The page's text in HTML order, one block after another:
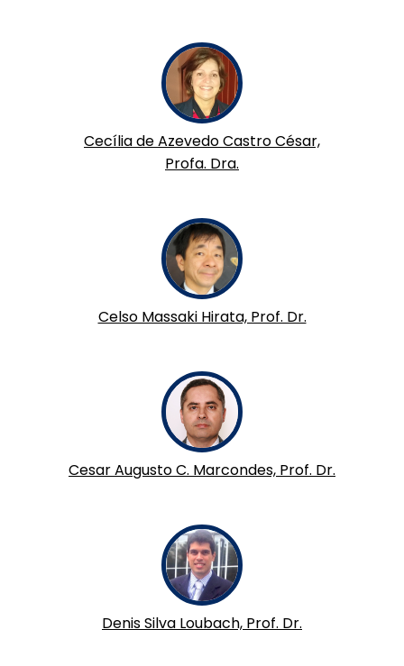
Cecília de Azevedo Castro César,
Profa. Dra.
Celso Massaki Hirata, Prof. Dr.
Cesar Augusto C. Marcondes, Prof. Dr.
Denis Silva Loubach, Prof. Dr.